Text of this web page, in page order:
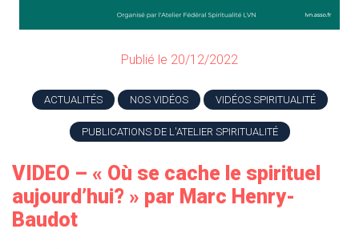
Publié le 20/12/2022
ACTUALITÉS NOS VIDÉOS VIDÉOS SPIRITUALITÉ
PUBLICATIONS DE L'ATELIER SPIRITUALITÉ
VIDEO – « Où se cache le spirituel
aujourd’hui? » par Marc Henry-
Baudot